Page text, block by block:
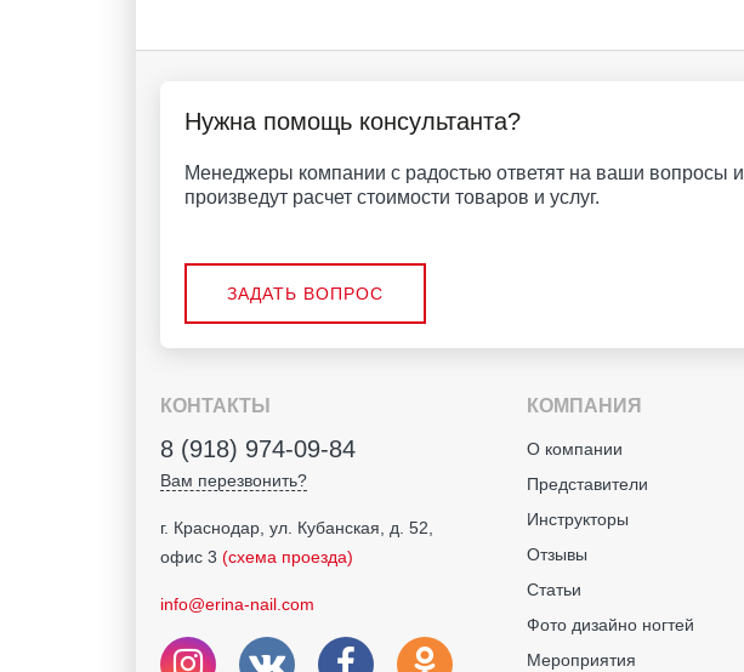
Нужна помощь консультанта?
Менеджеры компании с радостью ответят на ваши вопросы и
произведут расчет стоимости товаров и услуг.
ЗАДАТЬ ВОПРОС
КОНТАКТЫ
8 (918) 974-09-84
Вам перезвонить?
г. Краснодар, ул. Кубанская, д. 52,
офис 3 (схема проезда)
info@erina-nail.com
КОМПАНИЯ
О компании
Представители
Инструкторы
Отзывы
Статьи
Фото дизайно ногтей
Мероприятия